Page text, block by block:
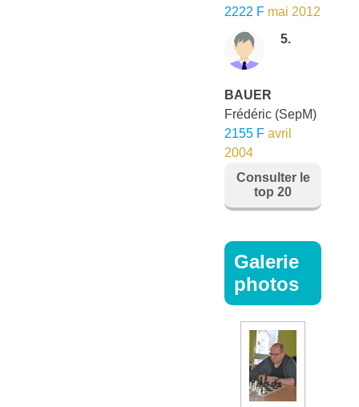
2222 F mai 2012
5.
BAUER
Frédéric (SepM)
2155 F avril
2004
Consulter le
top 20
Galerie
photos